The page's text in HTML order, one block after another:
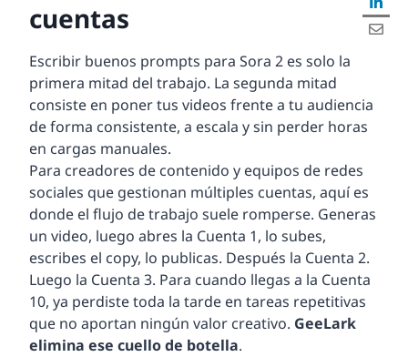
cuentas
Escribir buenos prompts para Sora 2 es solo la
primera mitad del trabajo. La segunda mitad
consiste en poner tus videos frente a tu audiencia
de forma consistente, a escala y sin perder horas
en cargas manuales.
Para creadores de contenido y equipos de redes
sociales que gestionan múltiples cuentas, aquí es
donde el flujo de trabajo suele romperse. Generas
un video, luego abres la Cuenta 1, lo subes,
escribes el copy, lo publicas. Después la Cuenta 2.
Luego la Cuenta 3. Para cuando llegas a la Cuenta
10, ya perdiste toda la tarde en tareas repetitivas
que no aportan ningún valor creativo. GeeLark
elimina ese cuello de botella.